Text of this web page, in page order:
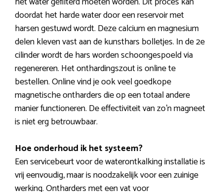
doordat het harde water door een reservoir met
harsen gestuwd wordt. Deze calcium en magnesium
delen kleven vast aan de kunsthars bolletjes. In de 2e
cilinder wordt de hars worden schoongespoeld via
regenereren. Het onthardingszout is online te
bestellen. Online vind je ook veel goedkope
magnetische ontharders die op een totaal andere
manier functioneren. De effectiviteit van zo’n magneet
is niet erg betrouwbaar.
Hoe onderhoud ik het systeem?
Een servicebeurt voor de waterontkalking installatie is
vrij eenvoudig, maar is noodzakelijk voor een zuinige
werking. Ontharders met een vat voor